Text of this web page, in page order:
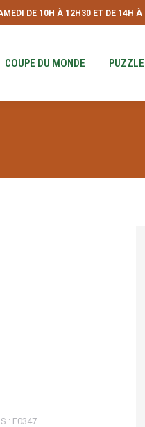
DE 10H À 12H30 ET DE 14H
COUPE DU MONDE
: E0347
COUPE DU MONDE